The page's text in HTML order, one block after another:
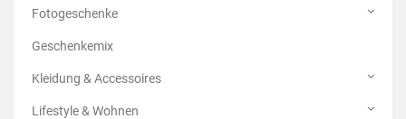
Fotogeschenke
Geschenkemix
Kleidung & Accessoires
Lifestyle & Wohnen